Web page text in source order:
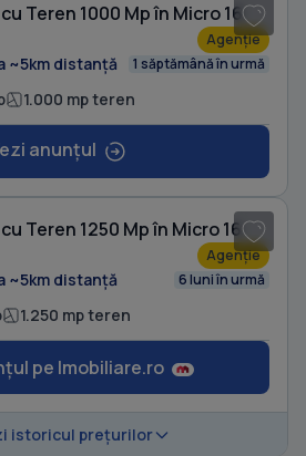
Teren 1000 Mp în Micro 16
Agenție
~5km distanță 1 săptămână în urmă
1.000 mp teren
anunțul
Teren 1250 Mp în Micro 16
Agenție
~5km distanță 6 luni în urmă
1.250 mp teren
pe Imobiliare.ro
istoricul prețurilor